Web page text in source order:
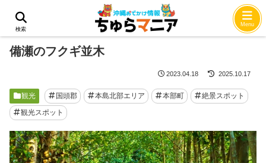
観光
備瀬のフクギ並木
2023.04.18 2025.10.17
観光 国頭郡 本島北部エリア 本部町
絶景スポット
観光スポット
検索
Menu